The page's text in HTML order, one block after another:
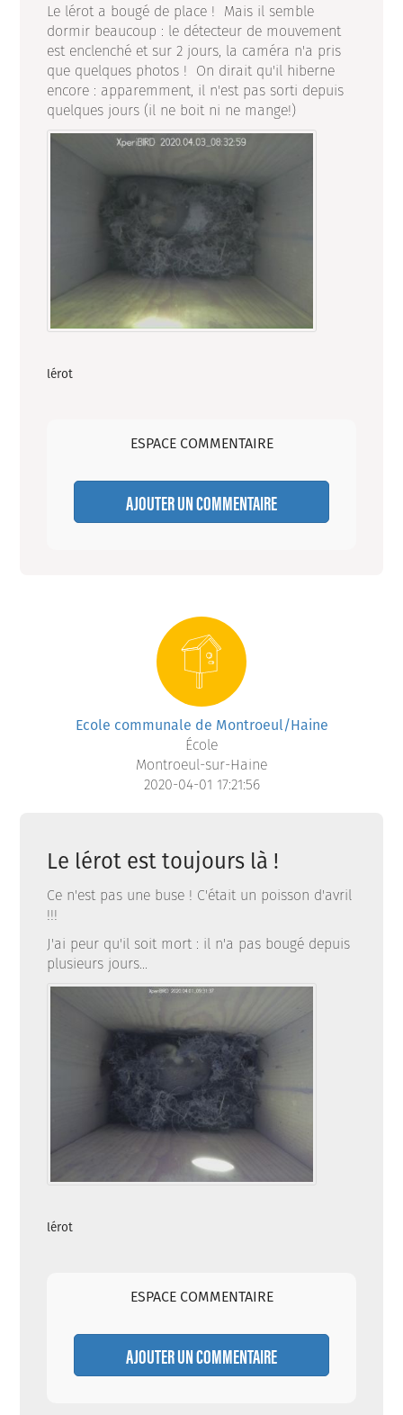
Le lérot a bougé de place ! Mais il semble
dormir beaucoup : le détecteur de mouvement
est enclenché et sur 2 jours, la caméra n'a pris
que quelques photos ! On dirait qu'il hiberne
encore : apparemment, il n'est pas sorti depuis
quelques jours (il ne boit ni ne mange!)
lérot
ESPACE COMMENTAIRE
AJOUTER UN COMMENTAIRE
Ecole communale de Montroeul/Haine
École
Montroeul-sur-Haine
2020-04-01 17:21:56
Le lérot est toujours là !
Ce n'est pas une buse ! C'était un poisson d'avril
!!!
J'ai peur qu'il soit mort : il n'a pas bougé depuis
plusieurs jours...
lérot
ESPACE COMMENTAIRE
AJOUTER UN COMMENTAIRE